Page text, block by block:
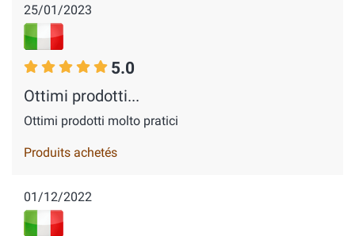
25/01/2023
5.0
Ottimi prodotti...
Ottimi prodotti molto pratici
Produits achetés
01/12/2022